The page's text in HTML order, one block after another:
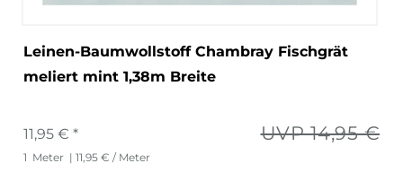
Leinen-Baumwollstoff Chambray Fischgrät
meliert mint 1,38m Breite
UVP 14,95 €
11,95 € *
1 Meter | 11,95 € / Meter